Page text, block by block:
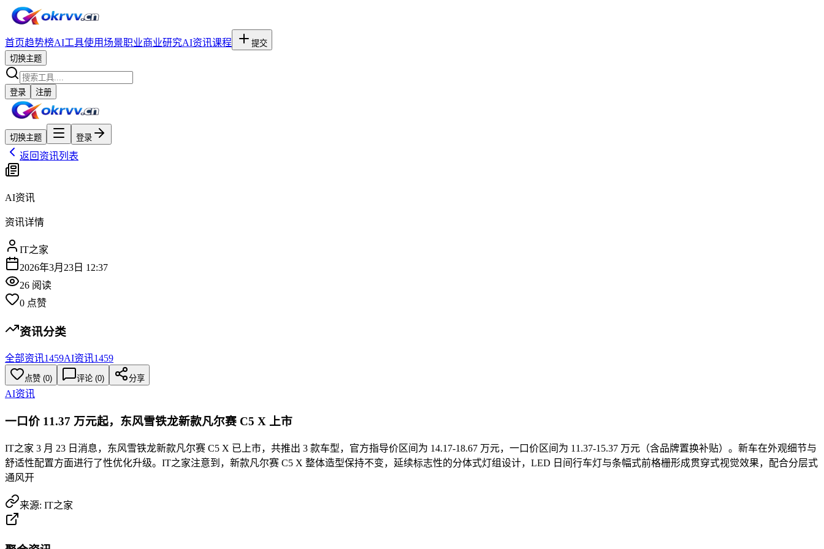
首页趋势榜AI工具使用场景职业商业研究AI资讯课程
提交
切换主题
登录 注册
切换主题 登录
返回资讯列表
AI资讯
资讯详情
IT之家
2026年3月23日 12:37
26 阅读
0 点赞
资讯分类
全部资讯1459AI资讯1459
点赞 (0) 评论 (0) 分享
AI资讯
一口价 11.37 万元起，东风雪铁龙新款凡尔赛 C5 X 上市
IT之家 3 月 23 日消息，东风雪铁龙新款凡尔赛 C5 X 已上市，共推出 3 款车型，官方指导价区间为 14.17-18.67 万元，一口价区间为 11.37-15.37 万元（含品牌置换补贴）。新车在外观细节与
舒适性配置方面进行了性优化升级。IT之家注意到，新款凡尔赛 C5 X 整体造型保持不变，延续标志性的分体式灯组设计，LED 日间行车灯与条幅式前格栅形成贯穿式视觉效果，配合分层式
通风开
来源: IT之家